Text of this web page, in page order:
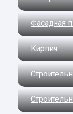
Фасадная
Кирпич